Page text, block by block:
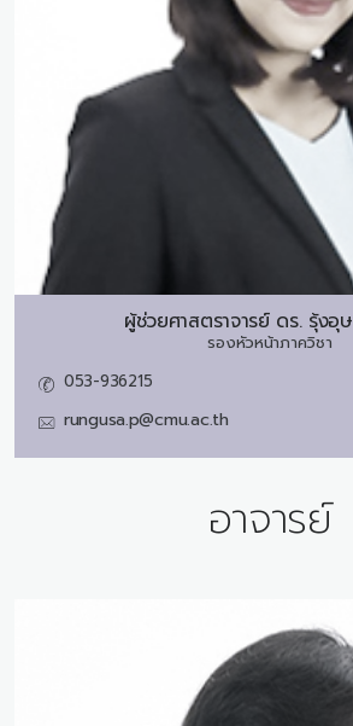
ผู้ช่วยศาสตราจารย์ ดร. รุ้งอุ
รองหัวหน้าภาควิชา
053-936215
rungusa.p@cmu.ac.th
อาจารย์